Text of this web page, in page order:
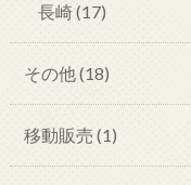
長崎(17)
その他(18)
移動販売 (1)